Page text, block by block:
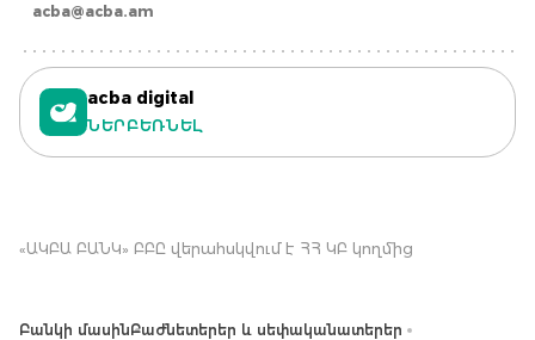
acba@acba.am
acba digital
ՆԵՐԲԵՌՆԵԼ
«ԱԿԲԱ ԲԱՆԿ» ԲԲԸ վերահսկվում է ՀՀ ԿԲ կողմից
Բանկի մասինԲաժնետերեր և սեփականատերեր